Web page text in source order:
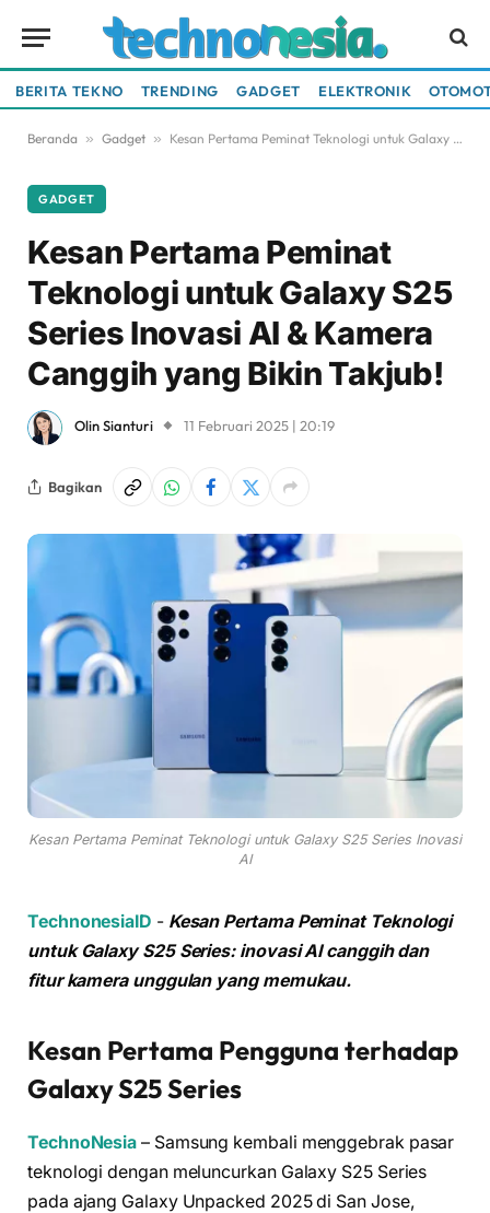
BERITA TEKNO TRENDING GADGET ELEKTRONIK
Beranda » Gadget » Kesan Pertama Peminat Teknologi untuk Galaxy S25 Series Inovasi AI & Kamera Canggih yang Bikin Takjub!
GADGET
Kesan Pertama Peminat
Teknologi untuk Galaxy S25
Series Inovasi AI & Kamera
Canggih yang Bikin Takjub!
Olin Sianturi 11 Februari 2025 | 20:19
Bagikan
Kesan Pertama Peminat Teknologi untuk Galaxy S25 Series Inovasi
AI
TechnonesiaID - Kesan Pertama Peminat Teknologi
untuk Galaxy S25 Series: inovasi AI canggih dan
fitur kamera unggulan yang memukau.
Kesan Pertama Pengguna terhadap
Galaxy S25 Series
TechnoNesia – Samsung kembali menggebrak pasar
teknologi dengan meluncurkan Galaxy S25 Series
pada ajang Galaxy Unpacked 2025 di San Jose,